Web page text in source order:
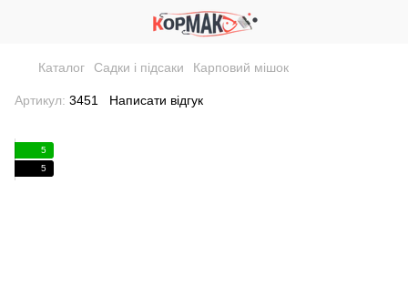
Каталог Садки і підсаки Карповий мішок
Артикул: 3451 Написати відгук
5
5